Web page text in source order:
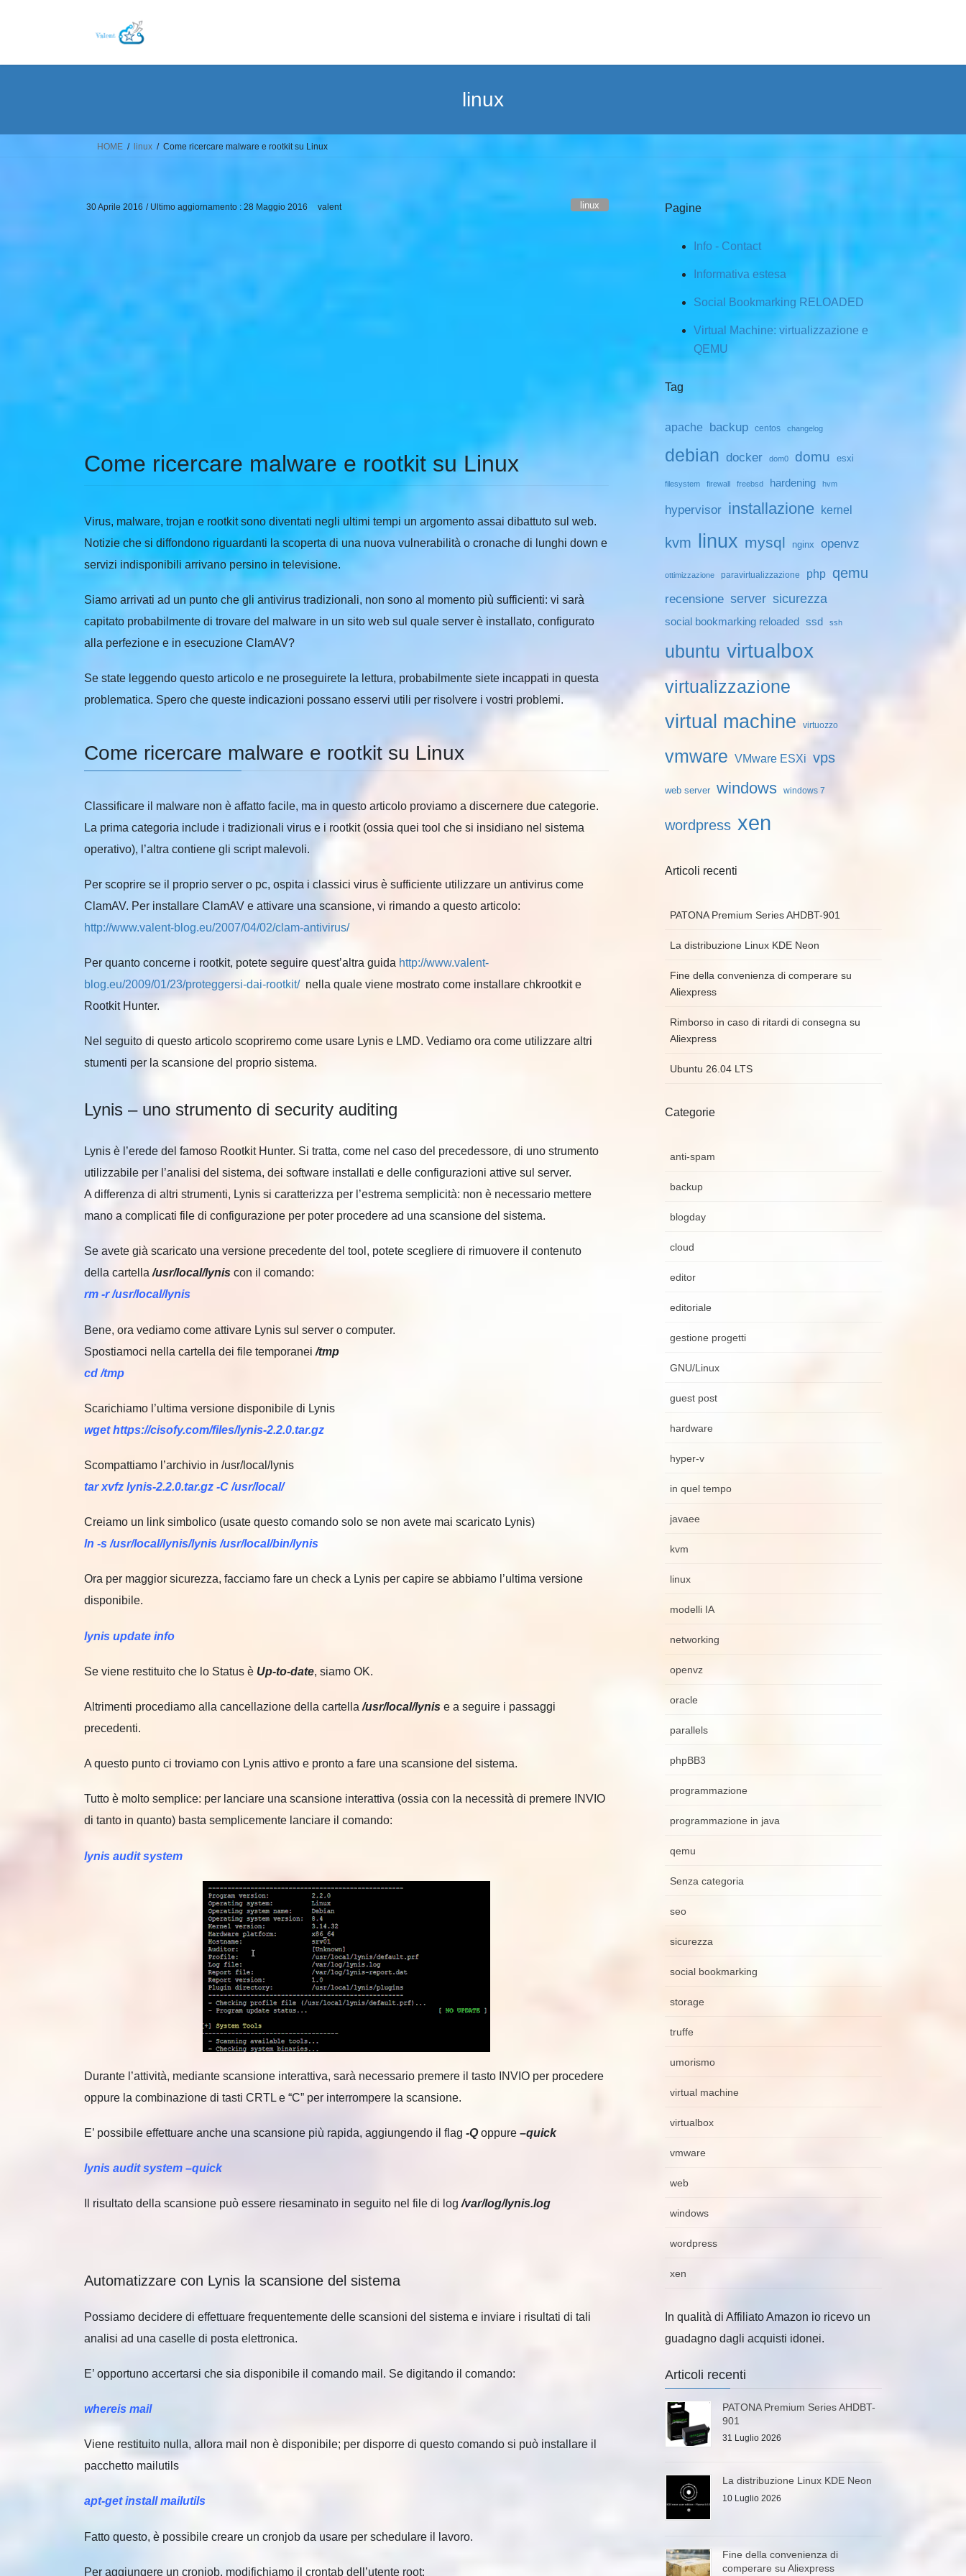
linux
HOME linux Come ricercare malware e rootkit su Linux
30 Aprile 2016 / Ultimo aggiornamento : 28 Maggio 2016 valent linux
Come ricercare malware e rootkit su Linux
Virus, malware, trojan e rootkit sono diventati negli ultimi tempi un argomento assai dibattuto sul web.
Notizie che si diffondono riguardanti la scoperta di una nuova vulnerabilità o cronache di lunghi down e
servizi indisponibili arrivano persino in televisione.
Siamo arrivati ad un punto che gli antivirus tradizionali, non sono al momento più sufficienti: vi sarà
capitato probabilmente di trovare del malware in un sito web sul quale server è installato, configurato
alla perfezione e in esecuzione ClamAV?
Se state leggendo questo articolo e ne proseguirete la lettura, probabilmente siete incappati in questa
problematica. Spero che queste indicazioni possano esservi utili per risolvere i vostri problemi.
Come ricercare malware e rootkit su Linux
Classificare il malware non è affatto facile, ma in questo articolo proviamo a discernere due categorie.
La prima categoria include i tradizionali virus e i rootkit (ossia quei tool che si insidiano nel sistema
operativo), l’altra contiene gli script malevoli.
Per scoprire se il proprio server o pc, ospita i classici virus è sufficiente utilizzare un antivirus come
ClamAV. Per installare ClamAV e attivare una scansione, vi rimando a questo articolo:
http://www.valent-blog.eu/2007/04/02/clam-antivirus/
Per quanto concerne i rootkit, potete seguire quest’altra guida http://www.valent-
blog.eu/2009/01/23/proteggersi-dai-rootkit/nella quale viene mostrato come installare chkrootkit e
Rootkit Hunter.
Nel seguito di questo articolo scopriremo come usare Lynis e LMD. Vediamo ora come utilizzare altri
stumenti per la scansione del proprio sistema.
Lynis – uno strumento di security auditing
Lynis è l’erede del famoso Rootkit Hunter. Si tratta, come nel caso del precedessore, di uno strumento
utilizzabile per l’analisi del sistema, dei software installati e delle configurazioni attive sul server.
A differenza di altri strumenti, Lynis si caratterizza per l’estrema semplicità: non è necessario mettere
mano a complicati file di configurazione per poter procedere ad una scansione del sistema.
Se avete già scaricato una versione precedente del tool, potete scegliere di rimuovere il contenuto
della cartella/usr/local/lynis con il comando:
rm -r /usr/local/lynis
Bene, ora vediamo come attivare Lynis sul server o computer.
Spostiamoci nella cartella dei file temporanei /tmp
cd /tmp
Scarichiamo l’ultima versione disponibile di Lynis
wget https://cisofy.com/files/lynis-2.2.0.tar.gz
Scompattiamo l’archivio in /usr/local/lynis
tar xvfz lynis-2.2.0.tar.gz -C /usr/local/
Creiamo un link simbolico (usate questo comando solo se non avete mai scaricato Lynis)
ln -s /usr/local/lynis/lynis /usr/local/bin/lynis
Ora per maggior sicurezza, facciamo fare un check a Lynis per capire se abbiamo l’ultima versione
disponibile.
lynis update info
Se viene restituito che lo Status è Up-to-date, siamo OK.
Altrimenti procediamo alla cancellazione della cartella /usr/local/lynis e a seguire i passaggi
precedenti.
A questo punto ci troviamo con Lynis attivo e pronto a fare una scansione del sistema.
Tutto è molto semplice: per lanciare una scansione interattiva (ossia con la necessità di premere INVIO
di tanto in quanto) basta semplicemente lanciare il comando:
lynis audit system
Durante l’attività, mediante scansione interattiva, sarà necessario premere il tasto INVIO per procedere
oppure la combinazione di tasti CRTL e “C” per interrompere la scansione.
E’ possibile effettuare anche una scansione più rapida, aggiungendo il flag -Qoppure –quick
lynis audit system –quick
Il risultato della scansione può essere riesaminato in seguito nel file di log/var/log/lynis.log
Automatizzare con Lynis la scansione del sistema
Possiamo decidere di effettuare frequentemente delle scansioni del sistema e inviare i risultati di tali
analisi ad una caselle di posta elettronica.
E’ opportuno accertarsi che sia disponibile il comando mail. Se digitando il comando:
whereis mail
Viene restituito nulla, allora mail non è disponibile; per disporre di questo comando si può installare il
pacchetto mailutils
apt-get install mailutils
Fatto questo, è possibile creare un cronjob da usare per schedulare il lavoro.
Per aggiungere un cronjob, modifichiamo il crontab dell’utente root:
Pagine
Info - Contact
Informativa estesa
Social Bookmarking RELOADED
Virtual Machine: virtualizzazione e
QEMU
Tag
apache backup centos changelog
debian docker dom0 domu esxi
filesystem firewall freebsd hardening hvm
hypervisor installazione kernel
kvm linux mysql nginx openvz
ottimizzazione paravirtualizzazione php qemu
recensione server sicurezza
social bookmarking reloaded ssd ssh
ubuntu virtualbox
virtualizzazione
virtual machine virtuozzo
vmware VMware ESXi vps
web server windows windows 7
wordpress xen
Articoli recenti
PATONA Premium Series AHDBT-901
La distribuzione Linux KDE Neon
Fine della convenienza di comperare su
Aliexpress
Rimborso in caso di ritardi di consegna su
Aliexpress
Ubuntu 26.04 LTS
Categorie
anti-spam
backup
blogday
cloud
editor
editoriale
gestione progetti
GNU/Linux
guest post
hardware
hyper-v
in quel tempo
javaee
kvm
linux
modelli IA
networking
openvz
oracle
parallels
phpBB3
programmazione
programmazione in java
qemu
Senza categoria
seo
sicurezza
social bookmarking
storage
truffe
umorismo
virtual machine
virtualbox
vmware
web
windows
wordpress
xen
In qualità di Affiliato Amazon io ricevo un
guadagno dagli acquisti idonei.
Articoli recenti
PATONA Premium Series AHDBT-
901
31 Luglio 2026
La distribuzione Linux KDE Neon
10 Luglio 2026
Fine della convenienza di
comperare su Aliexpress